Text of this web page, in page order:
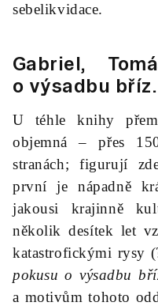
sebelikvidace.
Gabriel,
o výsadbu bříz
U téhle knihy
objemná – přes
stranách; figurují
první je nápadně
jakousi krajinně
několik desítek let
katastrofickými rysy
pokusu o výsadbu
a motivům tohoto